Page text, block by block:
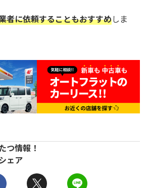
者に依頼することもおすすめしま
つ情報！
ェア